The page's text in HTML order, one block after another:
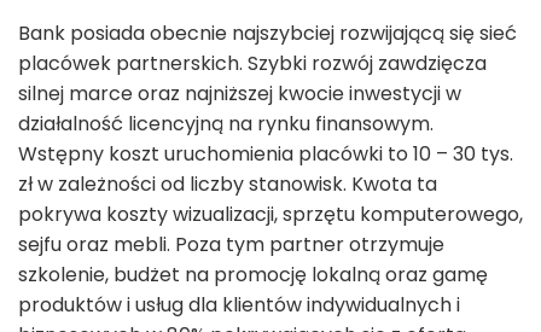
Bank posiada obecnie najszybciej rozwijającą się sieć
placówek partnerskich. Szybki rozwój zawdzięcza
silnej marce oraz najniższej kwocie inwestycji w
działalność licencyjną na rynku finansowym.
Wstępny koszt uruchomienia placówki to 10 – 30 tys.
zł w zależności od liczby stanowisk. Kwota ta
pokrywa koszty wizualizacji, sprzętu komputerowego,
sejfu oraz mebli. Poza tym partner otrzymuje
szkolenie, budżet na promocję lokalną oraz gamę
produktów i usług dla klientów indywidualnych i